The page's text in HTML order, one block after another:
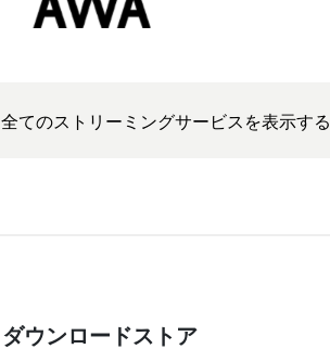
全てのストリーミングサービスを表示する
ダウンロードストア